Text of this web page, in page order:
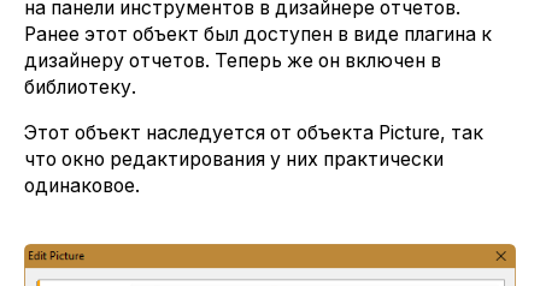
на панели инструментов в дизайнере отчетов.
Ранее этот объект был доступен в виде плагина к
дизайнеру отчетов. Теперь же он включен в
библиотеку.
Этот объект наследуется от объекта Picture, так
что окно редактирования у них практически
одинаковое.